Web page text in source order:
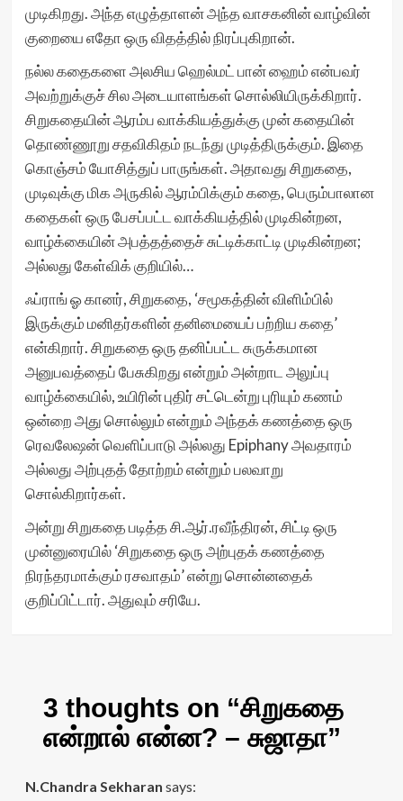
முடிகிறது. அந்த எழுத்தாளன் அந்த வாசகனின் வாழ்வின்
குறையை எதோ ஒரு விதத்தில் நிரப்புகிறான்.
நல்ல கதைகளை அலசிய ஹெல்மட் பான் ஹைம் என்பவர்
அவற்றுக்குச் சில அடையாளங்கள் சொல்லியிருக்கிறார்.
சிறுகதையின் ஆரம்ப வாக்கியத்துக்கு முன் கதையின்
தொண்ணூறு சதவிகிதம் நடந்து முடித்திருக்கும். இதை
கொஞ்சம் யோசித்துப் பாருங்கள். அதாவது சிறுகதை,
முடிவுக்கு மிக அருகில் ஆரம்பிக்கும் கதை, பெரும்பாலான
கதைகள் ஒரு பேசப்பட்ட வாக்கியத்தில் முடிகின்றன,
வாழ்க்கையின் அபத்தத்தைச் சுட்டிக்காட்டி முடிகின்றன;
அல்லது கேள்விக் குறியில்…
ஃப்ராங் ஓ கானர், சிறுகதை, ‘சமூகத்தின் விளிம்பில்
இருக்கும் மனிதர்களின் தனிமையைப் பற்றிய கதை’
என்கிறார். சிறுகதை ஒரு தனிப்பட்ட சுருக்கமான
அனுபவத்தைப் பேசுகிறது என்றும் அன்றாட அலுப்பு
வாழ்க்கையில், உயிரின் புதிர் சட்டென்று புரியும் கணம்
ஒன்றை அது சொல்லும் என்றும் அந்தக் கணத்தை ஒரு
ரெவலேஷன் வெளிப்பாடு அல்லது Epiphany அவதாரம்
அல்லது அற்புதத் தோற்றம் என்றும் பலவாறு
சொல்கிறார்கள்.
அன்று சிறுகதை படித்த சி.ஆர்.ரவீந்திரன், சிட்டி ஒரு
முன்னுரையில் ‘சிறுகதை ஒரு அற்புதக் கணத்தை
நிரந்தரமாக்கும் ரசவாதம்’ என்று சொன்னதைக்
குறிப்பிட்டார். அதுவும் சரியே.
3 thoughts on “சிறுகதை
என்றால் என்ன? – சுஜாதா”
N.Chandra Sekharan says: